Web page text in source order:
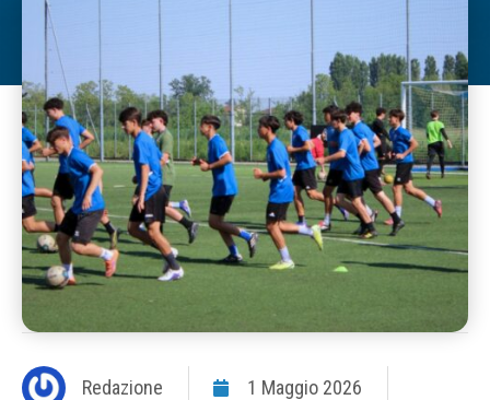
Redazione
1 Maggio 2026